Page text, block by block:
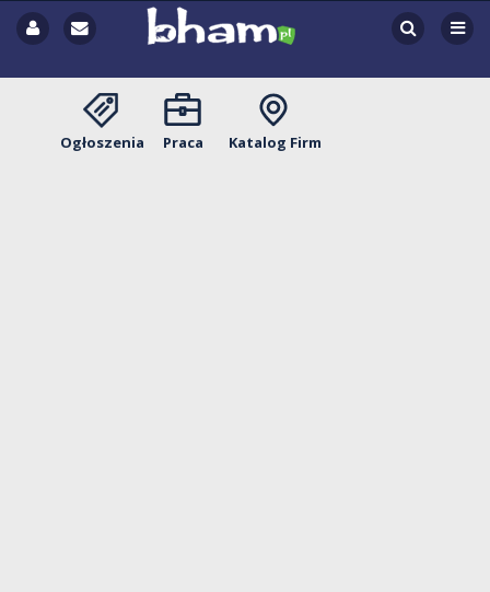
Ogłoszenia Praca Katalog Firm